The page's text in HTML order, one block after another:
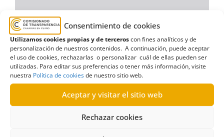
Consentimiento de cookies
Utilizamos cookies propias y de terceroscon fines analíticos y de
personalización de nuestros contenidos. A continuación, puede aceptar
el uso de cookies, rechazarlas o personalizar cuál de ellas pueden ser
utilizadas. Para editar sus preferencias o tener más información, visite
nuestra Política de cookiesde nuestro sitio web.
Aceptar y visitar el sitio web
Rechazar cookies